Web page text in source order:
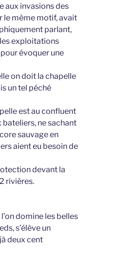
aux invasions des
le même motif, avait
parlant,
exploitations
évoquer une
on doit la chapelle
un tel péché
est au confluent
ne sachant
sauvage en
aient eu besoin de
devant la
rivières.
domine les belles
s’élève un
deux cent